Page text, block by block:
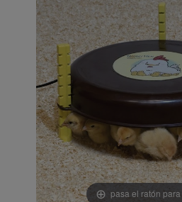
pasa el ratón